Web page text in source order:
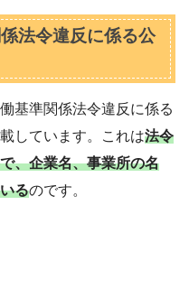
法令違反に係る公
基準関係法令違反に係る
しています。これは法令
、企業名、事業所の名
るのです。